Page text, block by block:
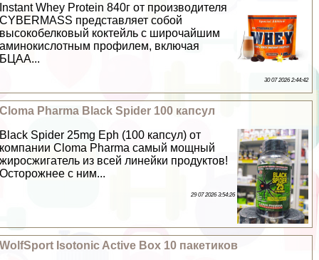
Instant Whey Protein 840г от производителя
CYBERMASS представляет собой
высокобелковый коктейль с широчайшим
аминокислотным профилем, включая
БЦАА...
30 07 2026 2:44:42
Cloma Pharma Black Spider 100 капсул
Black Spider 25mg Eph (100 капсул) от
компании Cloma Pharma самый мощный
жиросжигатель из всей линейки продуктов!
Осторожнее с ним...
29 07 2026 3:54:26
WolfSport Isotonic Active Box 10 пакетиков